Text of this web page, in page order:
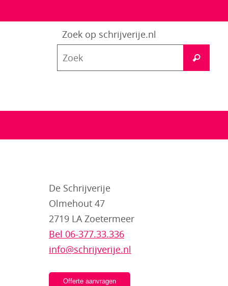
Zoek op schrijverije.nl
Zoek
De Schrijverije
Olmehout 47
2719 LA Zoetermeer
Bel 06-377.33.336
info@schrijverije.nl
Offerte aanvragen